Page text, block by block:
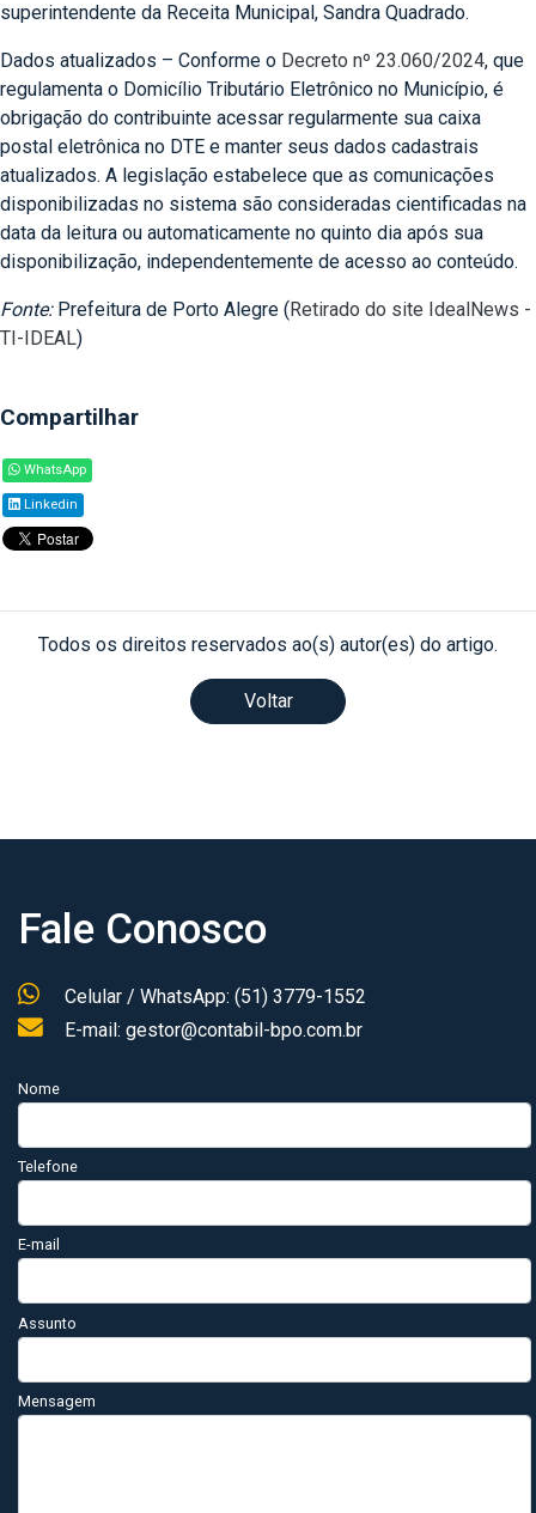
superintendente da Receita Municipal, Sandra Quadrado.
Dados atualizados – Conforme o Decreto nº 23.060/2024, que
regulamenta o Domicílio Tributário Eletrônico no Município, é
obrigação do contribuinte acessar regularmente sua caixa
postal eletrônica no DTE e manter seus dados cadastrais
atualizados. A legislação estabelece que as comunicações
disponibilizadas no sistema são consideradas cientificadas na
data da leitura ou automaticamente no quinto dia após sua
disponibilização, independentemente de acesso ao conteúdo.
Fonte:Prefeitura de Porto Alegre (Retirado do site IdealNews -
TI-IDEAL)
Compartilhar
WhatsApp
Linkedin
Todos os direitos reservados ao(s) autor(es) do artigo.
Voltar
Fale Conosco
Celular / WhatsApp: (51) 3779-1552
E-mail: gestor@contabil-bpo.com.br
Nome
Telefone
E-mail
Assunto
Mensagem